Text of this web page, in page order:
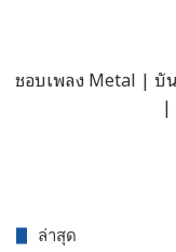
ชอบเพลง Metal | บั
|
ล่าสุด